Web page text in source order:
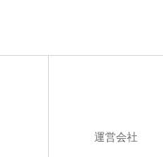
運営会社